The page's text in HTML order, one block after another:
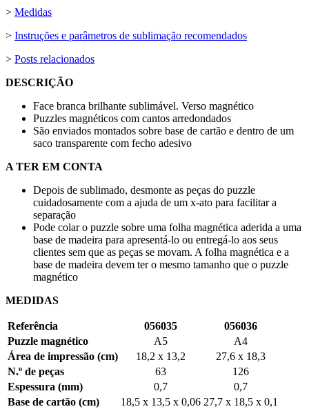
> Medidas
> Instruções e parâmetros de sublimação recomendados
> Posts relacionados
DESCRIÇÃO
Face branca brilhante sublimável. Verso magnético
Puzzles magnéticos com cantos arredondados
São enviados montados sobre base de cartão e dentro de um
saco transparente com fecho adesivo
A TER EM CONTA
Depois de sublimado, desmonte as peças do puzzle
cuidadosamente com a ajuda de um x-ato para facilitar a
separação
Pode colar o puzzle sobre uma folha magnética aderida a uma
base de madeira para apresentá-lo ou entregá-lo aos seus
clientes sem que as peças se movam. A folha magnética e a
base de madeira devem ter o mesmo tamanho que o puzzle
magnético
MEDIDAS
Referência 056035
056036
Puzzle magnético
A5
A4
Área de impressão (cm)
18,2 x 13,2
27,6 x 18,3
N.º de peças
63
126
Espessura (mm)
0,7
0,7
Base de cartão (cm)
18,5 x 13,5 x 0,06 27,7 x 18,5 x 0,1